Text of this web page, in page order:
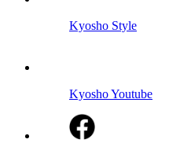
Kyosho Style
Kyosho Youtube